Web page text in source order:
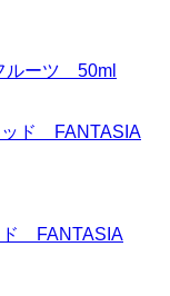
ルーツ 50ml
ド FANTASIA